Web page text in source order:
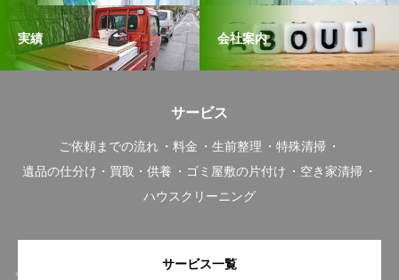
実績 会社案内
サービス
ご依頼までの流れ 料金 生前整理
特殊清掃
遺品の仕分け・買取・供養
ゴミ屋敷の片付け
空き家清掃
ハウスクリーニング
サービス一覧